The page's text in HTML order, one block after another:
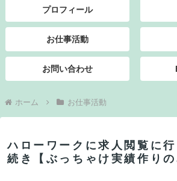
プロフィール
お仕事活動
お問い合わせ
ホーム お仕事活動
ハローワークに求人閲覧に
続き【ぶっちゃけ実績作りの